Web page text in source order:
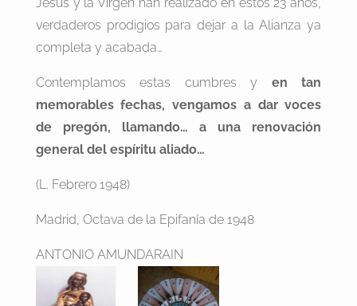
verdaderos prodigios para dejar a la Alianza ya
completa y acabada…
Contemplamos estas cumbres y en tan
memorables fechas, vengamos a dar voces
de pregón, llamando… a una renovación
general del espíritu aliado…
(L. Febrero 1948)
Madrid, Octava de la Epifanía de 1948
ANTONIO AMUNDARAIN